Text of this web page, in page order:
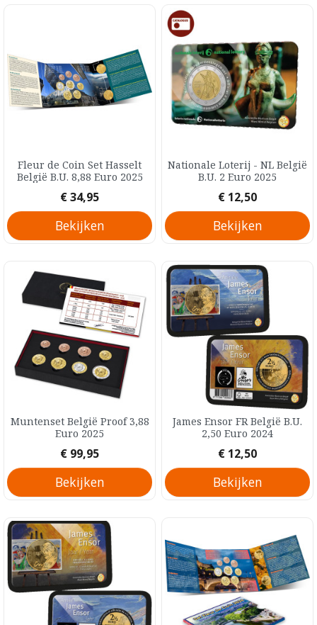
Fleur de Coin Set Hasselt
België B.U. 8,88 Euro 2025
Prijs
€ 34,95
Bekijken
Nationale Loterij - NL België
B.U. 2 Euro 2025
Prijs
€ 12,50
Bekijken
Muntenset België Proof 3,88
Euro 2025
Prijs
€ 99,95
Bekijken
James Ensor FR België B.U.
2,50 Euro 2024
Prijs
€ 12,50
Bekijken